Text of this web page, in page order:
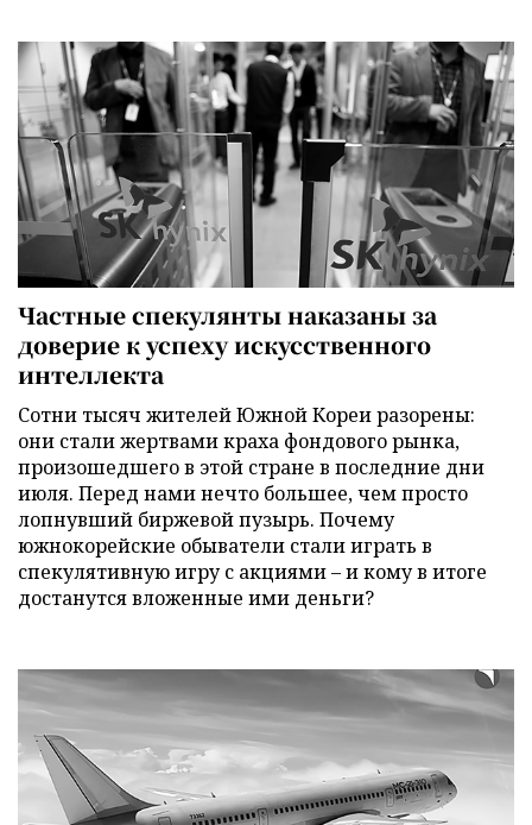
Частные спекулянты наказаны за
доверие к успеху искусственного
интеллекта
Сотни тысяч жителей Южной Кореи разорены:
они стали жертвами краха фондового рынка,
произошедшего в этой стране в последние дни
июля. Перед нами нечто большее, чем просто
лопнувший биржевой пузырь. Почему
южнокорейские обыватели стали играть в
спекулятивную игру с акциями – и кому в итоге
достанутся вложенные ими деньги?